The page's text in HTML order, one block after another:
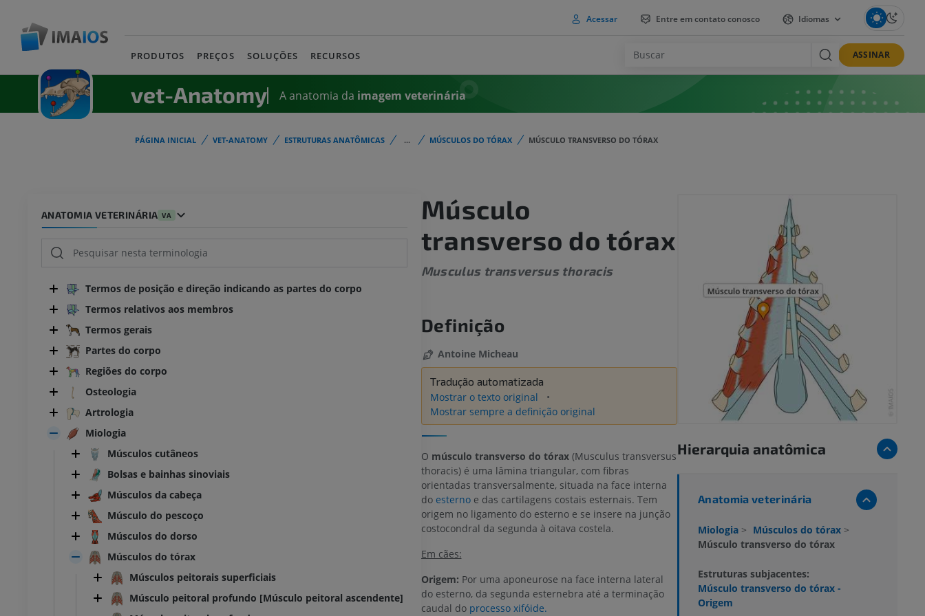
Acessar Entre em contato conosco Idiomas
PRODUTOS PREÇOS SOLUÇÕES RECURSOS ASSINAR
vet-Anatomy A anatomia da imagem veterinária
PÁGINA INICIAL VET-ANATOMY ESTRUTURAS ANATÔMICAS ... MÚSCULOS DO TÓRAX MÚSCULO TRANSVERSO DO TÓRAX
ANATOMIA VETERINÁRIA VA
Termos de posição e direção indicando as partes do corpo
Termos relativos aos membros
Termos gerais
Partes do corpo
Regiões do corpo
Osteologia
Artrologia
Miologia
Músculos cutâneos
Bolsas e bainhas sinoviais
Músculos da cabeça
Músculo do pescoço
Músculos do dorso
Músculos do tórax
Músculos peitorais superficiais
Músculo peitoral profundo [Músculo peitoral ascendente]
Músculo
transverso do tórax
Musculus transversus thoracis
Definição
Antoine Micheau
Tradução automatizada
Mostrar o texto original
Mostrar sempre a definição original
O músculo transverso do tórax(Musculus transversus
thoracis) é uma lâmina triangular, com fibras
orientadas transversalmente, situada na face interna
do esternoe das cartilagens costais esternais. Tem
origem no ligamento do esterno e se insere na junção
costocondral da segunda à oitava costela.
Em cães:
Origem: Por uma aponeurose na face interna lateral
do esterno, da segunda esternebra até a terminação
caudal do processo xifóide.
Hierarquia anatômica
Anatomia veterinária
Miologia > Músculos do tórax >
Músculo transverso do tórax
Estruturas subjacentes:
Músculo transverso do tórax -
Origem